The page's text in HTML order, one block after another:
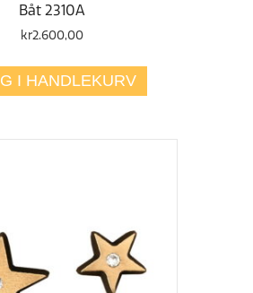
Båt 2310A
kr2.600,00
I HANDLEKURV